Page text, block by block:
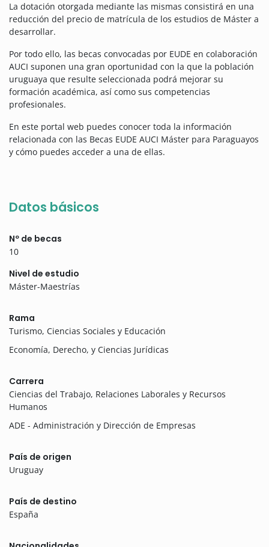
La dotación otorgada mediante las mismas consistirá en una
reducción del precio de matrícula de los estudios de Máster a
desarrollar.
Por todo ello, las becas convocadas por EUDE en colaboración
AUCI suponen una gran oportunidad con la que la población
uruguaya que resulte seleccionada podrá mejorar su
formación académica, así como sus competencias
profesionales.
En este portal web puedes conocer toda la información
relacionada con las Becas EUDE AUCI Máster para Paraguayos
y cómo puedes acceder a una de ellas.
Datos básicos
Nº de becas
10
Nivel de estudio
Máster-Maestrías
Rama
Turismo, Ciencias Sociales y Educación
Economía, Derecho, y Ciencias Jurídicas
Carrera
Ciencias del Trabajo, Relaciones Laborales y Recursos
Humanos
ADE - Administración y Dirección de Empresas
País de origen
Uruguay
País de destino
España